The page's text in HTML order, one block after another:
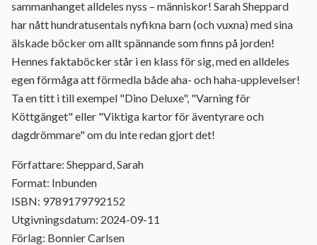
sammanhanget alldeles nyss – människor! Sarah Sheppard
har nått hundratusentals nyfikna barn (och vuxna) med sina
älskade böcker om allt spännande som finns på jorden!
Hennes faktaböcker står i en klass för sig, med en alldeles
egen förmåga att förmedla både aha- och haha-upplevelser!
Ta en titt i till exempel "Dino Deluxe", "Varning för
Köttgänget" eller "Viktiga kartor för äventyrare och
dagdrömmare" om du inte redan gjort det!
Författare: Sheppard, Sarah
Format: Inbunden
ISBN: 9789179792152
Utgivningsdatum: 2024-09-11
Förlag: Bonnier Carlsen